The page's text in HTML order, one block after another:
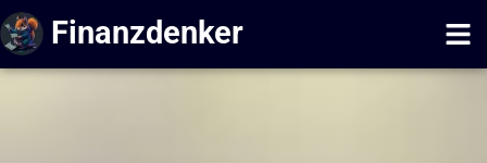
Finanzdenker